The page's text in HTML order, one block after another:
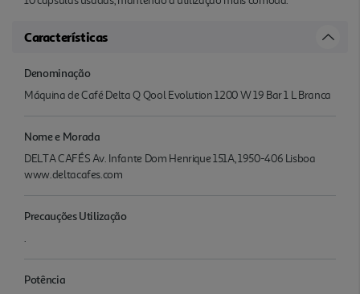
Características
Denominação
Máquina de Café Delta Q Qool Evolution 1200 W 19 Bar 1 L Branca
Nome e Morada
DELTA CAFÉS Av. Infante Dom Henrique 151A, 1950-406 Lisboa
www.deltacafes.com
Precauções Utilização
.
Potência